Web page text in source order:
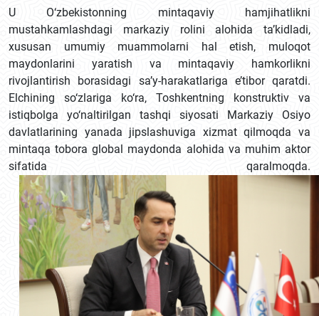
U O‘zbekistonning mintaqaviy hamjihatlikni
mustahkamlashdagi markaziy rolini alohida ta’kidladi,
xususan umumiy muammolarni hal etish, muloqot
maydonlarini yaratish va mintaqaviy hamkorlikni
rivojlantirish borasidagi sa’y-harakatlariga e’tibor qaratdi.
Elchining so‘zlariga ko‘ra, Toshkentning konstruktiv va
istiqbolga yo‘naltirilgan tashqi siyosati Markaziy Osiyo
davlatlarining yanada jipslashuviga xizmat qilmoqda va
mintaqa tobora global maydonda alohida va muhim aktor
sifatida qaralmoqda.